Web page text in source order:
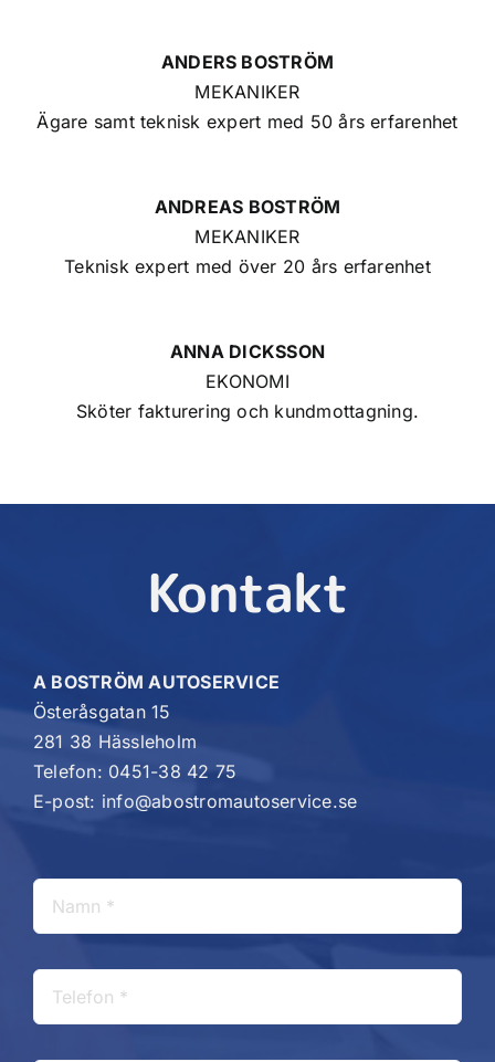
ANDERS BOSTRÖM
MEKANIKER
Ägare samt teknisk expert med 50 års erfarenhet
ANDREAS BOSTRÖM
MEKANIKER
Teknisk expert med över 20 års erfarenhet
ANNA DICKSSON
EKONOMI
Sköter fakturering och kundmottagning.
Kontakt
A BOSTRÖM AUTOSERVICE
Österåsgatan 15
281 38 Hässleholm
Telefon: 0451-38 42 75
E-post: info@abostromautoservice.se